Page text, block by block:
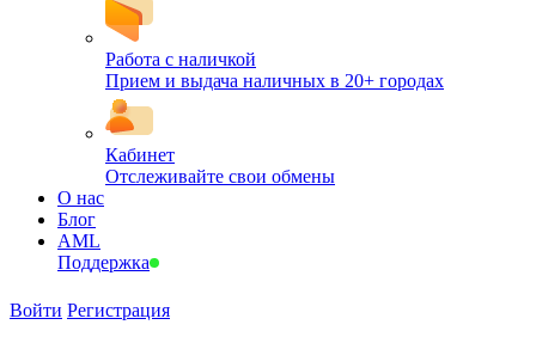
Работа с наличкой
Прием и выдача наличных в 20+ городах
Кабинет
Отслеживайте свои обмены
О нас
Блог
AML
Поддержка
Войти Регистрация